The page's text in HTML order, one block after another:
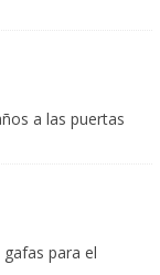
a las puertas
para el